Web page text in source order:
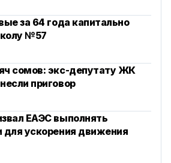
за 64 года капитально
№57
сомов: экс-депутату ЖК
приговор
ЕАЭС выполнять
для ускорения движения